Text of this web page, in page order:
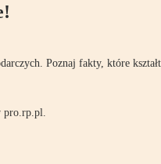
Poznaj fakty, które
pro.rp.pl.